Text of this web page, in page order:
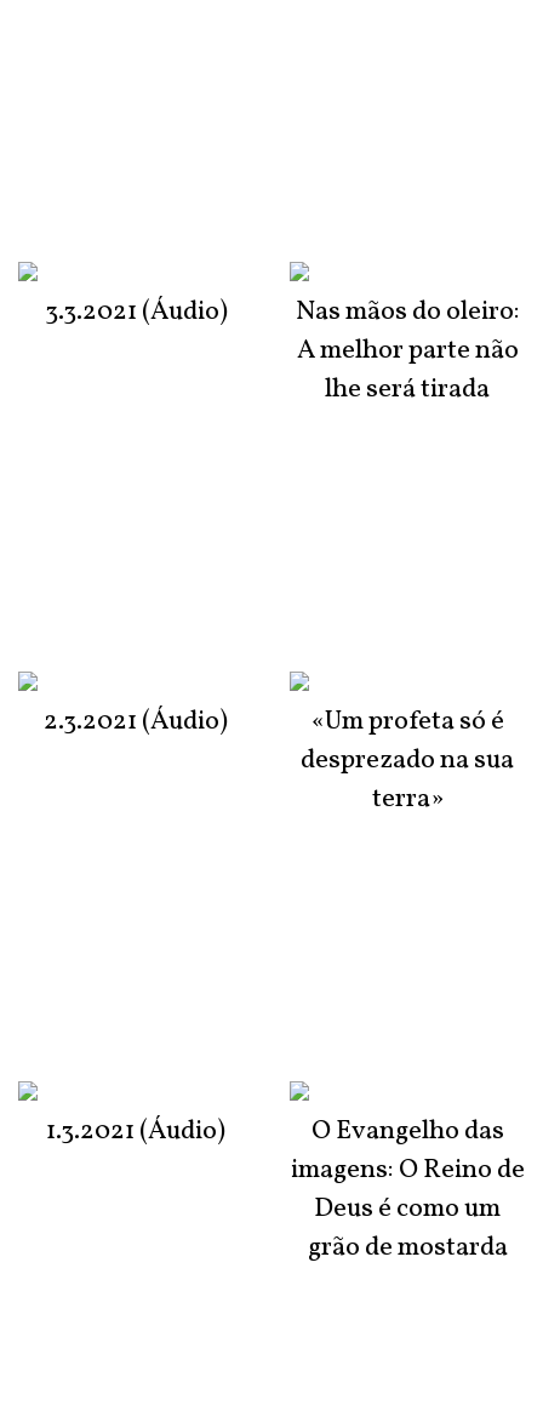
3.3.2021 (Áudio)
2.3.2021 (Áudio)
1.3.2021 (Áudio)
Nas mãos do oleiro:
A melhor parte não
lhe será tirada
«Um profeta só é
desprezado na sua
terra»
O Evangelho das
imagens: O Reino de
Deus é como um
grão de mostarda